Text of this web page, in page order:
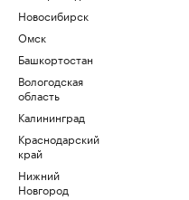
Новосибирск
Омск
Башкортостан
Вологодская
область
Калининград
Краснодарский
край
Нижний
Новгород